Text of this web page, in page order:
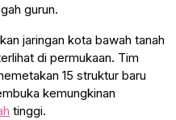
gurun.
jaringan kota bawah tanah
di permukaan. Tim
15 struktur baru
kemungkinan
tinggi.